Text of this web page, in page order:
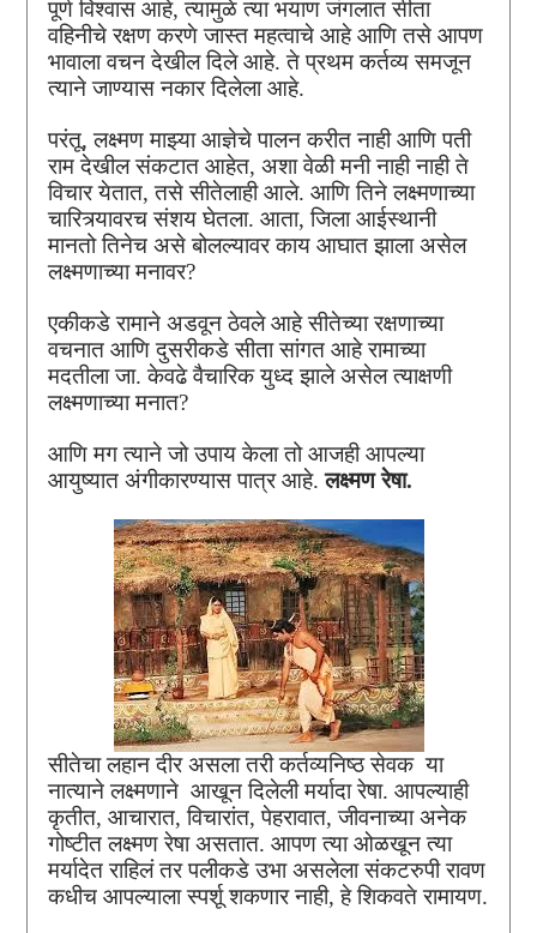
पूर्ण विश्वास आहे, त्यामुळे त्या भयाण जंगलात सीता
वहिनीचे रक्षण करणे जास्त महत्वाचे आहे आणि तसे आपण
भावाला वचन देखील दिले आहे. ते प्रथम कर्तव्य समजून
त्याने जाण्यास नकार दिलेला आहे.
परंतू, लक्ष्मण माझ्या आज्ञेचे पालन करीत नाही आणि पती
राम देखील संकटात आहेत, अशा वेळी मनी नाही नाही ते
विचार येतात, तसे सीतेलाही आले. आणि तिने लक्ष्मणाच्या
चारित्र्यावरच संशय घेतला. आता, जिला आईस्थानी
मानतो तिनेच असे बोलल्यावर काय आघात झाला असेल
लक्ष्मणाच्या मनावर?
एकीकडे रामाने अडवून ठेवले आहे सीतेच्या रक्षणाच्या
वचनात आणि दुसरीकडे सीता सांगत आहे रामाच्या
मदतीला जा. केवढे वैचारिक युध्द झाले असेल त्याक्षणी
लक्ष्मणाच्या मनात?
आणि मग त्याने जो उपाय केला तो आजही आपल्या
आयुष्यात अंगीकारण्यास पात्र आहे.लक्ष्मण रेषा.
सीतेचा लहान दीर असला तरी कर्तव्यनिष्ठ सेवक या
नात्याने लक्ष्मणाने आखून दिलेली मर्यादा रेषा. आपल्याही
कृतीत, आचारात, विचारांत, पेहरावात, जीवनाच्या अनेक
गोष्टीत लक्ष्मण रेषा असतात. आपण त्या ओळखून त्या
मर्यादेत राहिलं तर पलीकडे उभा असलेला संकटरुपी रावण
कधीच आपल्याला स्पर्शू शकणार नाही, हे शिकवते रामायण.